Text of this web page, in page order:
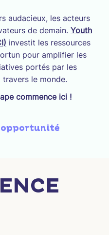
audacieux, les acteurs
de demain. Youth
investit les ressources
pour amplifier les
portés par les
le monde.
commence ici !
opportunité